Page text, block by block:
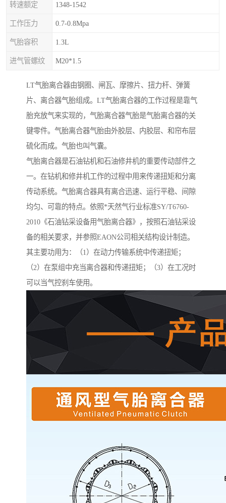
转速额定 1348-1542
工作压力 0.7-0.8Mpa
气胎容积 1.3L
进气管螺纹 M20*1.5
LT气胎离合器由钢圈、闸瓦、摩擦片、扭力杆、弹簧
片、离合器气胎组成。LT气胎离合器的工作过程是靠气
胎充放气来实现的，气胎离合器气胎是气胎离合器的关
键零件。气胎离合器气胎由外胶层、内胶层、和帘布层
硫化而成。气胎也叫气囊。
气胎离合器是石油钻机和石油修井机的重要传动部件之
一。在钻机和修井机工作的过程中用来传递扭矩和分离
传动系统。气胎离合器具有离合迅速、运行平稳、间隙
均匀、可靠的特点。依照*天然气行业标准SY/T6760-
2010《石油钻采设备用气胎离合器》，按照石油钻采设
备的相关要求，并参照EAON公司相关结构设计制造。
其主要功用为：（1）在动力传输系统中传递扭矩；
（2）在泵组中充当离合器和传递扭矩；（3）在工况时
可以当气控刹车使用。